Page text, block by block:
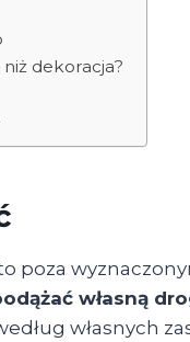
dekoracja?
poza
własną
własnych